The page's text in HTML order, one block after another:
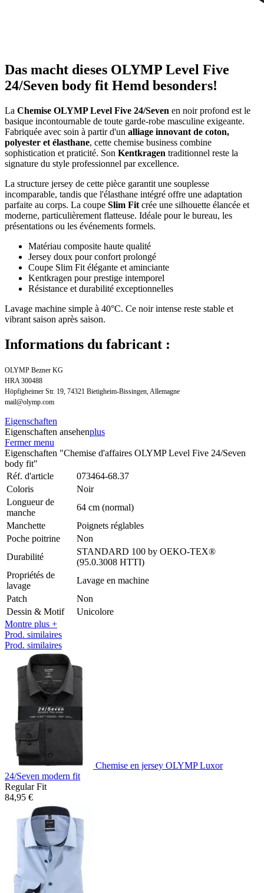
Das macht dieses OLYMP Level Five
24/Seven body fit Hemd besonders!
La Chemise OLYMP Level Five 24/Seven en noir profond est le
basique incontournable de toute garde-robe masculine exigeante.
Fabriquée avec soin à partir d'un alliage innovant de coton,
polyester et élasthane, cette chemise business combine
sophistication et praticité. Son Kentkragen traditionnel reste la
signature du style professionnel par excellence.
La structure jersey de cette pièce garantit une souplesse
incomparable, tandis que l'élasthane intégré offre une adaptation
parfaite au corps. La coupe Slim Fit crée une silhouette élancée et
moderne, particulièrement flatteuse. Idéale pour le bureau, les
présentations ou les événements formels.
Matériau composite haute qualité
Jersey doux pour confort prolongé
Coupe Slim Fit élégante et aminciante
Kentkragen pour prestige intemporel
Résistance et durabilité exceptionnelles
Lavage machine simple à 40°C. Ce noir intense reste stable et
vibrant saison après saison.
Informations du fabricant :
OLYMP Bezner KG
HRA 300488
Höpfigheimer Str. 19, 74321 Bietigheim-Bissingen, Allemagne
mail@olymp.com
Eigenschaften
Eigenschaften ansehenplus
Fermer menu
Eigenschaften "Chemise d'affaires OLYMP Level Five 24/Seven
body fit"
Réf. d'article
073464-68.37
Coloris
Noir
Longueur de
manche
64 cm (normal)
Manchette
Poignets réglables
Poche poitrine
Non
Durabilité
STANDARD 100 by OEKO-TEX®
(95.0.3008 HTTI)
Propriétés de
lavage
Lavage en machine
Patch
Non
Dessin & Motif
Unicolore
Montre plus +
Prod. similaires
Prod. similaires
Chemise en jersey OLYMP Luxor
24/Seven modern fit
Regular Fit
84,95 €